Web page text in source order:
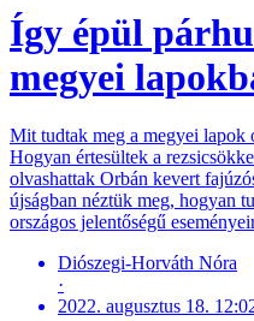
Így épül
megyei
Mit tudtak meg a megyei
Hogyan értesültek a
olvashattak Orbán kevert
újságban néztük meg, hogyan
országos jelentőségű
Diószegi-Horváth Nóra
·
2022. augusztus 18.